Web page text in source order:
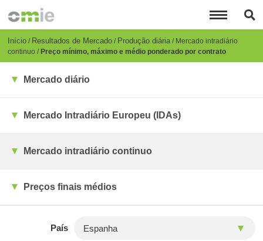
para
conteúdo
principal
Breadcrumb
Início Resultados de Mercado Produção diária Mercado intradiário
continuo Preço mínimo, máximo e médio ponderado por contrato
Mercado diário
Mercado Intradiário Europeu (IDAs)
Mercado intradiário continuo
Preços finais médios
País